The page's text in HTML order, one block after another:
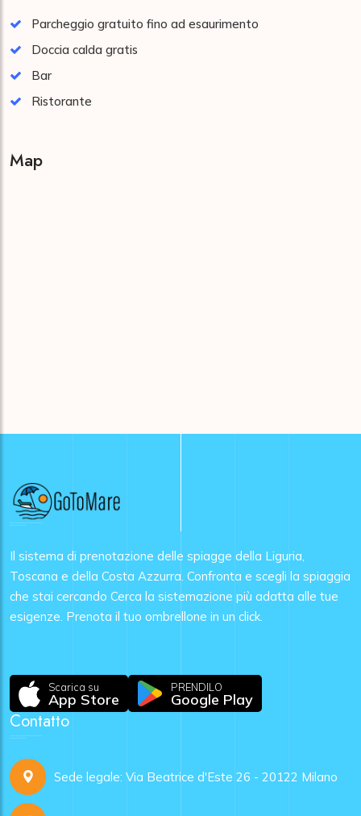
Parcheggio gratuito fino ad esaurimento
Doccia calda gratis
Bar
Ristorante
Map
Il sistema di prenotazione delle spiagge della Liguria,
Toscana e della Costa Azzurra. Confronta e scegli la spiaggia
che stai cercando Cerca la sistemazione più adatta alle tue
esigenze. Prenota il tuo ombrellone in un click.
Scarica su
App Store
PRENDILO
Google Play
Contatto
Sede legale: Via Beatrice d'Este 26 - 20122 Milano